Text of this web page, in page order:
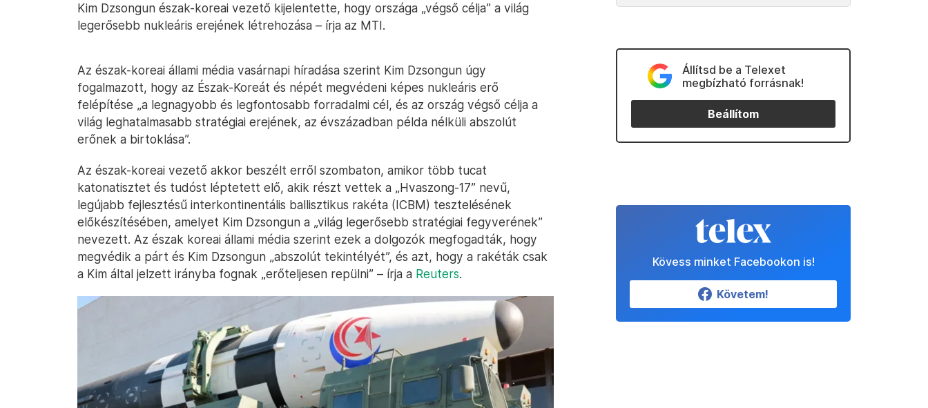
Kim Dzsongun észak-koreai vezető kijelentette, hogy országa „végső célja” a világ
legerősebb nukleáris erejének létrehozása – írja az MTI.
Az észak-koreai állami média vasárnapi híradása szerint Kim Dzsongun úgy
fogalmazott, hogy az Észak-Koreát és népét megvédeni képes nukleáris erő
felépítése „a legnagyobb és legfontosabb forradalmi cél, és az ország végső célja a
világ leghatalmasabb stratégiai erejének, az évszázadban példa nélküli abszolút
erőnek a birtoklása”.
Az észak-koreai vezető akkor beszélt erről szombaton, amikor több tucat
katonatisztet és tudóst léptetett elő, akik részt vettek a „Hvaszong-17” nevű,
legújabb fejlesztésű interkontinentális ballisztikus rakéta (ICBM) tesztelésének
előkészítésében, amelyet Kim Dzsongun a „világ legerősebb stratégiai fegyverének”
nevezett. Az észak koreai állami média szerint ezek a dolgozók megfogadták, hogy
megvédik a párt és Kim Dzsongun „abszolút tekintélyét”, és azt, hogy a rakéták csak
a Kim által jelzett irányba fognak „erőteljesen repülni” – írja a Reuters.
Állítsd be a Telexet
megbízható forrásnak!
Beállítom
Kövess minket Facebookon is!
Követem!